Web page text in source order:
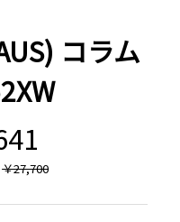
コラム
￥27,700